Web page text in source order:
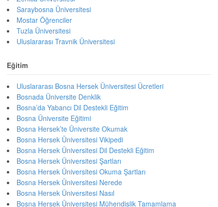
Saraybosna Üniversitesi
Mostar Öğrenciler
Tuzla Üniversitesi
Uluslararası Travnik Üniversitesi
Eğitim
Uluslararası Bosna Hersek Üniversitesi Ücretleri
Bosnada Üniversite Denklik
Bosna’da Yabancı Dil Destekli Eğitim
Bosna Üniversite Eğitimi
Bosna Hersek’te Üniversite Okumak
Bosna Hersek Üniversitesi Vikipedi
Bosna Hersek Üniversitesi Dil Destekli Eğitim
Bosna Hersek Üniversitesi Şartları
Bosna Hersek Üniversitesi Okuma Şartları
Bosna Hersek Üniversitesi Nerede
Bosna Hersek Üniversitesi Nasıl
Bosna Hersek Üniversitesi Mühendislik Tamamlama